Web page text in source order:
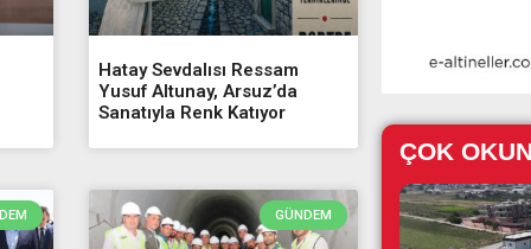
Hatay Sevdalısı Ressam
Yusuf Altunay, Arsuz’da
Sanatıyla Renk Katıyor
GÜNDEM
ÇOK